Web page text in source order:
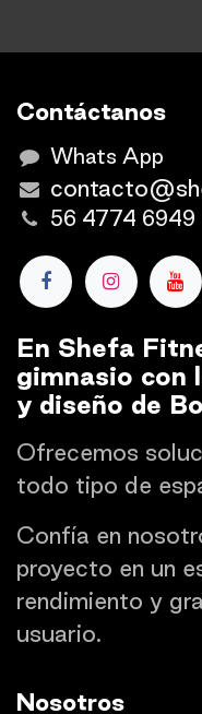
Contáctanos
Whats App
56 4774 6949
En Shefa
gimnasio con
y diseño de
Ofrecemos
todo tipo de
Confía en
proyecto en un
rendimiento y
usuario.
Nosotros